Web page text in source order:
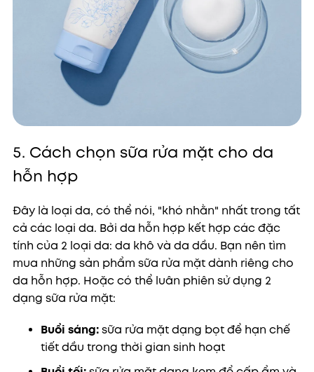
5. Cách chọn sữa rửa mặt cho da
hỗn hợp
Đây là loại da, có thể nói, "khó nhằn" nhất trong tất
cả các loại da. Bởi da hỗn hợp kết hợp các đặc
tính của 2 loại da: da khô và da dầu. Bạn nên tìm
mua những sản phẩm sữa rửa mặt dành riêng cho
da hỗn hợp. Hoặc có thể luân phiên sử dụng 2
dạng sữa rửa mặt:
Buổi sáng:sữa rửa mặt dạng bọt để hạn chế
tiết dầu trong thời gian sinh hoạt